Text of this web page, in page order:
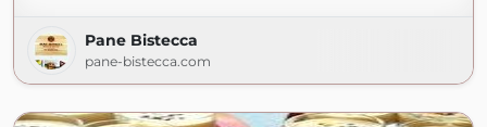
Pane Bistecca
pane-bistecca.com